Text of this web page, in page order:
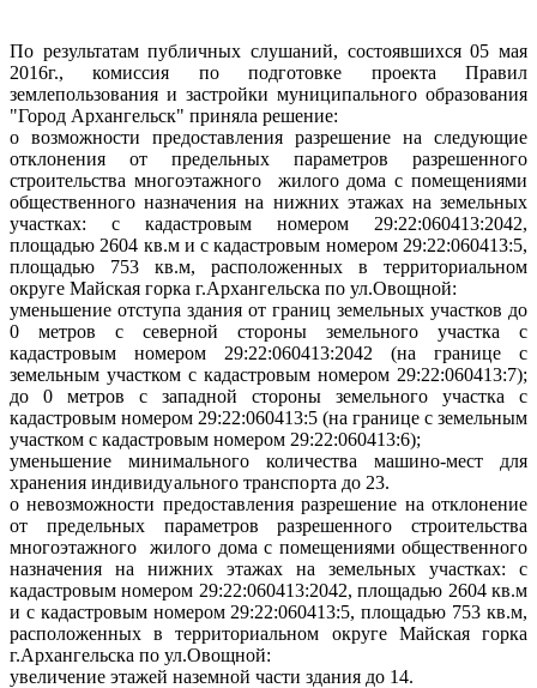
По результатам публичных слушаний, состоявшихся 05 мая
2016г., комиссия по подготовке проекта Правил
землепользования и застройки муниципального образования
"Город Архангельск" приняла решение:
о возможности предоставления разрешение на следующие
отклонения от предельных параметров разрешенного
строительства многоэтажного
жилого дома с помещениями
общественного назначения на нижних этажах на земельных
участках: с кадастровым номером 29:22:060413:2042,
площадью 2604 кв.м и с кадастровым номером 29:22:060413:5,
площадью 753 кв.м, расположенных в территориальном
округе Майская горка г.Архангельска по ул.Овощной:
уменьшение отступа здания от границ земельных участков до
0 метров с северной стороны земельного участка с
кадастровым номером 29:22:060413:2042 (на границе с
земельным участком с кадастровым номером 29:22:060413:7);
до 0 метров с западной стороны земельного участка с
кадастровым номером 29:22:060413:5 (на границе с земельным
участком с кадастровым номером 29:22:060413:6);
уменьшение минимального количества машино-мест для
хранения индивидуального транспорта до 23.
о невозможности предоставления разрешение на отклонение
от предельных параметров разрешенного строительства
многоэтажного
жилого дома с помещениями общественного
назначения на нижних этажах на земельных участках: с
кадастровым номером 29:22:060413:2042, площадью 2604 кв.м
и с кадастровым номером 29:22:060413:5, площадью 753 кв.м,
расположенных в территориальном округе Майская горка
г.Архангельска по ул.Овощной:
увеличение этажей наземной части здания до 14.